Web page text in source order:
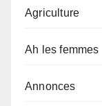
Agriculture
Ah les femmes
Annonces